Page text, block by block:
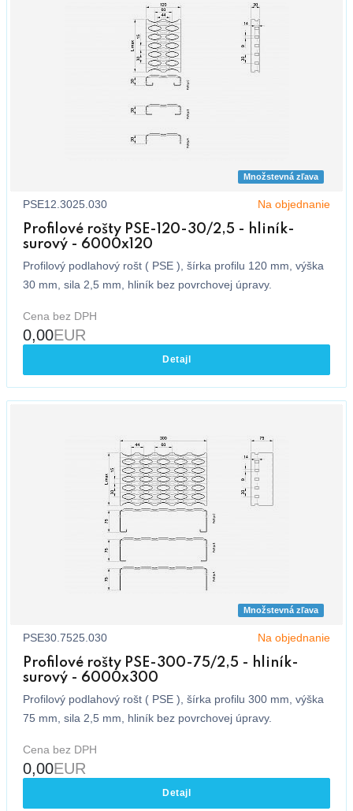
Množstevná zľava
PSE12.3025.030 Na objednanie
Profilové rošty PSE-120-30/2,5 - hliník-
surový - 6000x120
Profilový podlahový rošt ( PSE ), šírka profilu 120 mm, výška
30 mm, sila 2,5 mm, hliník bez povrchovej úpravy.
Cena bez DPH
0,00EUR
Detajl
Množstevná zľava
PSE30.7525.030 Na objednanie
Profilové rošty PSE-300-75/2,5 - hliník-
surový - 6000x300
Profilový podlahový rošt ( PSE ), šírka profilu 300 mm, výška
75 mm, sila 2,5 mm, hliník bez povrchovej úpravy.
Cena bez DPH
0,00EUR
Detajl